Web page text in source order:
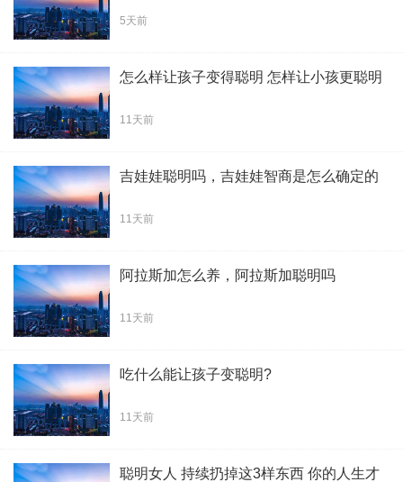
5天前
怎么样让孩子变得聪明 怎样让小孩更聪明
11天前
吉娃娃聪明吗，吉娃娃智商是怎么确定的
11天前
阿拉斯加怎么养，阿拉斯加聪明吗
11天前
吃什么能让孩子变聪明?
11天前
聪明女人 持续扔掉这3样东西 你的人生才